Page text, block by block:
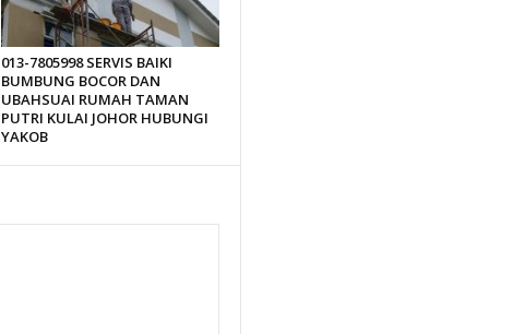
013-7805998 SERVIS BAIKI
BUMBUNG BOCOR DAN
UBAHSUAI RUMAH TAMAN
PUTRI KULAI JOHOR HUBUNGI
YAKOB